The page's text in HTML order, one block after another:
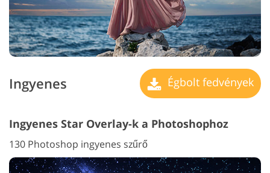
Ingyenes Égbolt fedvények
Ingyenes Star Overlay-k a Photoshophoz
130 Photoshop ingyenes szűrő